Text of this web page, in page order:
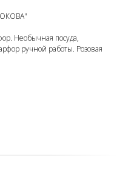
Необычная посуда,
ручной работы. Розовая